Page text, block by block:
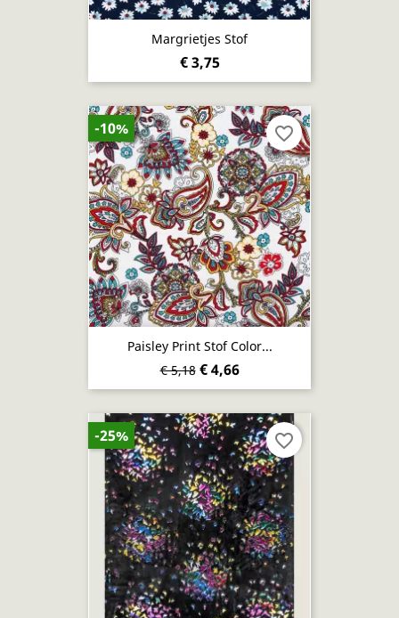
Margrietjes Stof
€ 3,75
Paisley Print Stof Color...
€ 5,18 € 4,66
-10% favorite_border
-25% favorite_border